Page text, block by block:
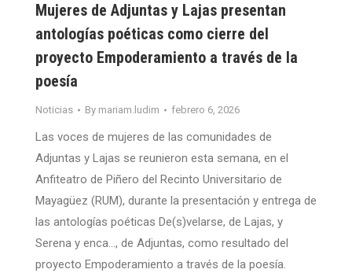
Mujeres de Adjuntas y Lajas presentan
antologías poéticas como cierre del
proyecto Empoderamiento a través de la
poesía
Noticias By mariam.ludim febrero 6, 2026
Las voces de mujeres de las comunidades de
Adjuntas y Lajas se reunieron esta semana, en el
Anfiteatro de Piñero del Recinto Universitario de
Mayagüez (RUM), durante la presentación y entrega de
las antologías poéticas De(s)velarse, de Lajas, y
Serena y enca…, de Adjuntas, como resultado del
proyecto Empoderamiento a través de la poesía.